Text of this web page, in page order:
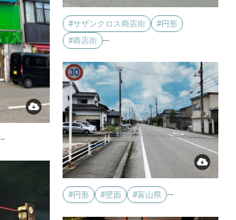
#サザンクロス商店街
#円形
#商店街 …
#円形 #壁面 #富山県 …